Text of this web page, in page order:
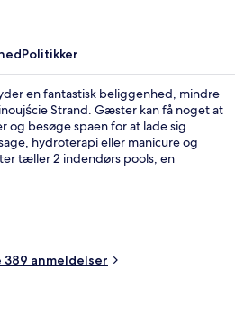
Politikker
en fantastisk beliggenhed, mindre
Strand. Gæster kan få noget at
og besøge spaen for at lade sig
hydroterapi eller manicure og
tæller 2 indendørs pools, en
389 anmeldelser